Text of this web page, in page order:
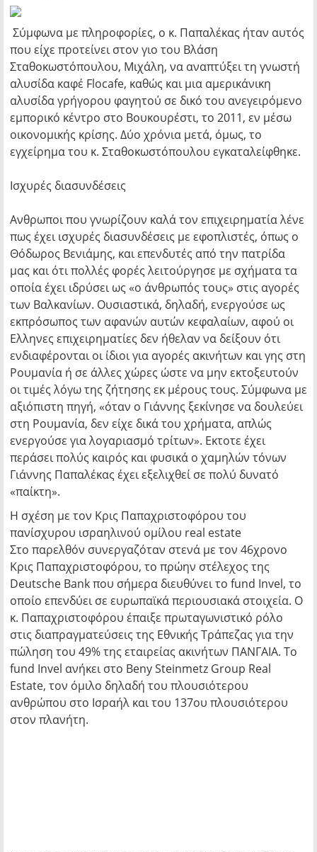
Σύμφωνα με πληροφορίες, ο κ. Παπαλέκας ήταν αυτός
που είχε προτείνει στον γιο του Βλάση
Σταθοκωστόπουλου, Μιχάλη, να αναπτύξει τη γνωστή
αλυσίδα καφέ Flocafe, καθώς και μια αμερικάνικη
αλυσίδα γρήγορου φαγητού σε δικό του ανεγειρόμενο
εμπορικό κέντρο στο Βουκουρέστι, το 2011, εν μέσω
οικονομικής κρίσης. Δύο χρόνια μετά, όμως, το
εγχείρημα του κ. Σταθοκωστόπουλου εγκαταλείφθηκε.
Ισχυρές διασυνδέσεις
Ανθρωποι που γνωρίζουν καλά τον επιχειρηματία λένε
πως έχει ισχυρές διασυνδέσεις με εφοπλιστές, όπως ο
Θόδωρος Βενιάμης, και επενδυτές από την πατρίδα
μας και ότι πολλές φορές λειτούργησε με σχήματα τα
οποία έχει ιδρύσει ως «ο άνθρωπός τους» στις αγορές
των Βαλκανίων. Ουσιαστικά, δηλαδή, ενεργούσε ως
εκπρόσωπος των αφανών αυτών κεφαλαίων, αφού οι
Ελληνες επιχειρηματίες δεν ήθελαν να δείξουν ότι
ενδιαφέρονται οι ίδιοι για αγορές ακινήτων και γης στη
Ρουμανία ή σε άλλες χώρες ώστε να μην εκτοξευτούν
οι τιμές λόγω της ζήτησης εκ μέρους τους. Σύμφωνα με
αξιόπιστη πηγή, «όταν ο Γιάννης ξεκίνησε να δουλεύει
στη Ρουμανία, δεν είχε δικά του χρήματα, απλώς
ενεργούσε για λογαριασμό τρίτων». Εκτοτε έχει
περάσει πολύς καιρός και φυσικά ο χαμηλών τόνων
Γιάννης Παπαλέκας έχει εξελιχθεί σε πολύ δυνατό
«παίκτη».
Η σχέση με τον Κρις Παπαχριστοφόρου του
πανίσχυρου ισραηλινού ομίλου real estate
Στο παρελθόν συνεργαζόταν στενά με τον 46χρονο
Κρις Παπαχριστοφόρου, το πρώην στέλεχος της
Deutsche Bank που σήμερα διευθύνει το fund Invel, το
οποίο επενδύει σε ευρωπαϊκά περιουσιακά στοιχεία. Ο
κ. Παπαχριστοφόρου έπαιξε πρωταγωνιστικό ρόλο
στις διαπραγματεύσεις της Εθνικής Τράπεζας για την
πώληση του 49% της εταιρείας ακινήτων ΠΑΝΓΑΙΑ. Το
fund Invel ανήκει στο Beny Steinmetz Group Real
Estate, τον όμιλο δηλαδή του πλουσιότερου
ανθρώπου στο Ισραήλ και του 137ου πλουσιότερου
στον πλανήτη.